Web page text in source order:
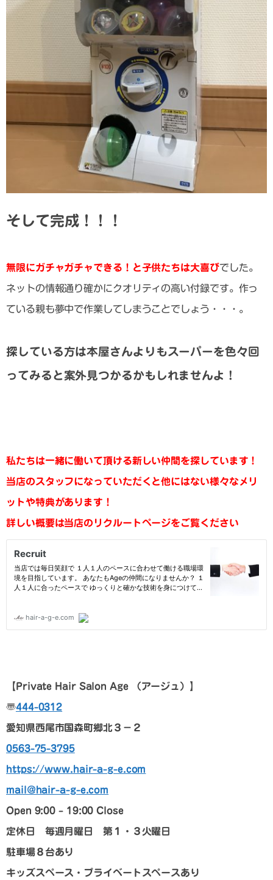
そして完成！！！
無限にガチャガチャできる！と子供たちは大喜びでした。
ネットの情報通り確かにクオリティの高い付録です。作っ
ている親も夢中で作業してしまうことでしょう・・・。
探している方は本屋さんよりもスーパーを色々回
ってみると案外見つかるかもしれませんよ！
私たちは一緒に働いて頂ける新しい仲間を探しています！
当店のスタッフになっていただくと他にはない様々なメリ
ットや特典があります！
詳しい概要は当店のリクルートページをご覧ください
【Private Hair Salon Age （アージュ） 】
〠444-0312
愛知県西尾市国森町郷北３－２
0563-75-3795
https://www.hair-a-g-e.com
mail@hair-a-g-e.com
Open 9:00 – 19:00 Close
定休日 毎週月曜日 第１・３火曜日
駐車場８台あり
キッズスペース・プライベートスペースあり